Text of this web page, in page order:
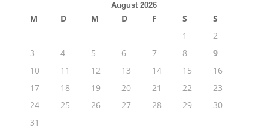
August 2026
M D M D F S
S
1
2
3
4 5 6 7 8
9
10
11 12 13 14 15
16
17
18 19 20 21 22
23
24
25 26 27 28 29
30
31